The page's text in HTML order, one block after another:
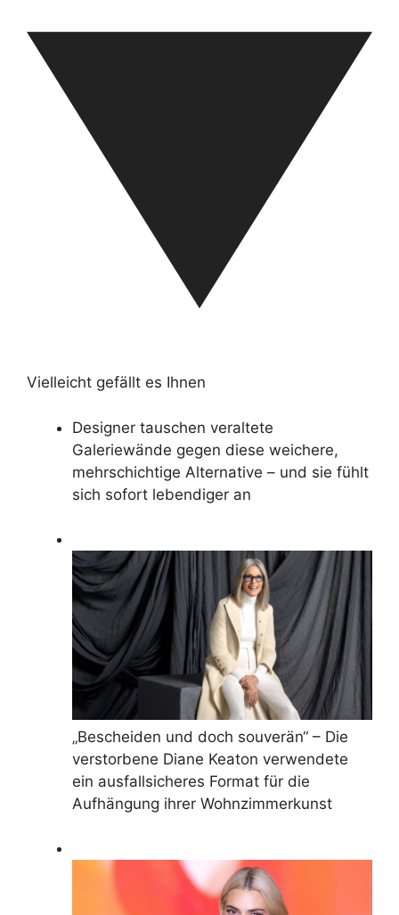
Vielleicht gefällt es Ihnen
Designer tauschen veraltete
Galeriewände gegen diese weichere,
mehrschichtige Alternative – und sie fühlt
sich sofort lebendiger an
„Bescheiden und doch souverän“ – Die
verstorbene Diane Keaton verwendete
ein ausfallsicheres Format für die
Aufhängung ihrer Wohnzimmerkunst